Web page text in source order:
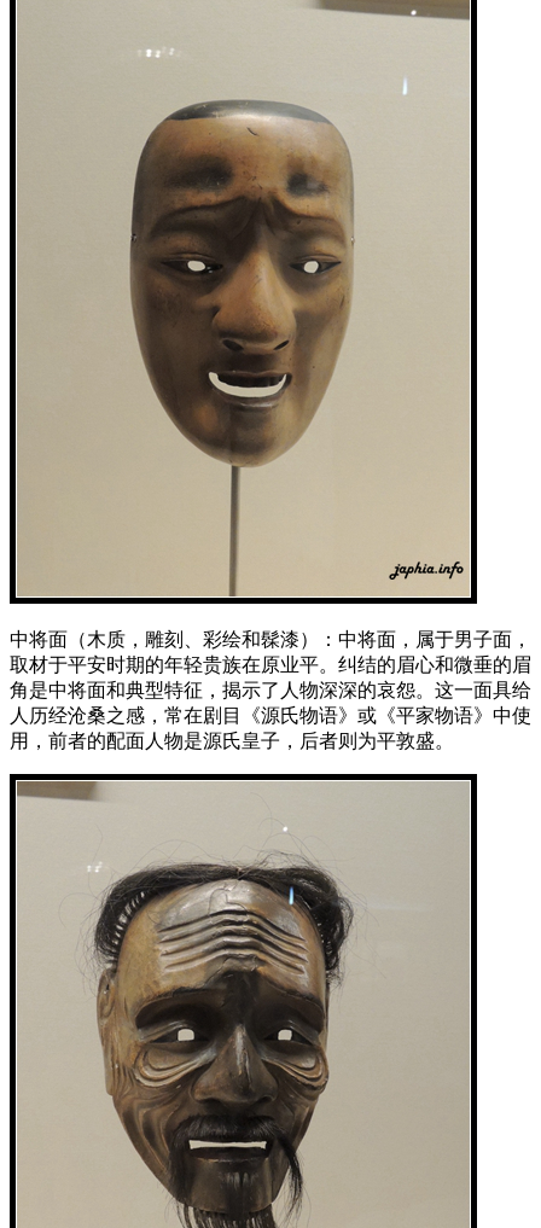
中将面（木质，雕刻、彩绘和髹漆）：中将面，属于男子面，
取材于平安时期的年轻贵族在原业平。纠结的眉心和微垂的眉
角是中将面和典型特征，揭示了人物深深的哀怨。这一面具给
人历经沧桑之感，常在剧目《源氏物语》或《平家物语》中使
用，前者的配面人物是源氏皇子，后者则为平敦盛。